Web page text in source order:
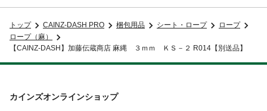
トップ CAINZ-DASH PRO 梱包用品 シート・ロープ
ロープ
ロープ（麻）
【CAINZ-DASH】加藤伝蔵商店 麻縄 ３ｍｍ ＫＳ－２ R014【別送品】
カインズオンラインショップ